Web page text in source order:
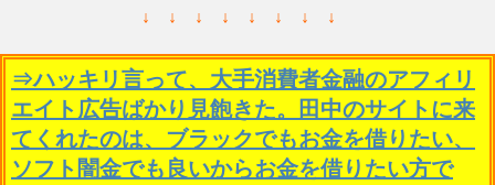
↓ ↓ ↓ ↓ ↓ ↓ ↓ ↓
⇒ハッキリ言って、大手消費者金融のアフィリ
エイト広告ばかり見飽きた。田中のサイトに来
てくれたのは、ブラックでもお金を借りたい、
ソフト闇金でも良いからお金を借りたい方で